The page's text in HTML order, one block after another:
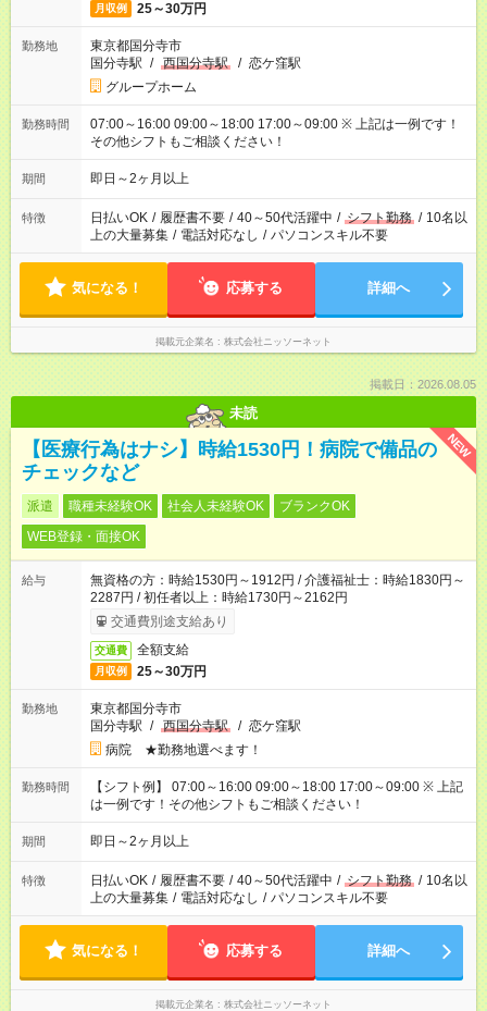
月収例 25～30万円
勤務地
東京都国分寺市
国分寺駅 / 西国分寺駅 / 恋ケ窪駅
グループホーム
勤務時間
07:00～16:00 09:00～18:00 17:00～09:00 ※ 上記は一例です！
その他シフトもご相談ください！
期間 即日～2ヶ月以上
特徴 日払いOK / 履歴書不要 / 40～50代活躍中 / シフト勤務 / 10名以
上の大量募集 / 電話対応なし / パソコンスキル不要
気になる！ 応募する 詳細へ
掲載元企業名 株式会社ニッソーネット
掲載日：2026.08.05
未読
NEW
【医療行為はナシ】時給1530円！病院で備品の
チェックなど
派遣 職種未経験OK 社会人未経験OK
ブランクOK
WEB登録・面接OK
給与
無資格の方：時給1530円～1912円 / 介護福祉士：時給1830円～
2287円 / 初任者以上：時給1730円～2162円
交通費別途支給あり
交通費 全額支給
月収例 25～30万円
勤務地
東京都国分寺市
国分寺駅 / 西国分寺駅 / 恋ケ窪駅
病院 ★勤務地選べます！
勤務時間
【シフト例】 07:00～16:00 09:00～18:00 17:00～09:00 ※ 上記
は一例です！その他シフトもご相談ください！
期間 即日～2ヶ月以上
特徴 日払いOK / 履歴書不要 / 40～50代活躍中 / シフト勤務 / 10名以
上の大量募集 / 電話対応なし / パソコンスキル不要
気になる！ 応募する 詳細へ
掲載元企業名 株式会社ニッソーネット